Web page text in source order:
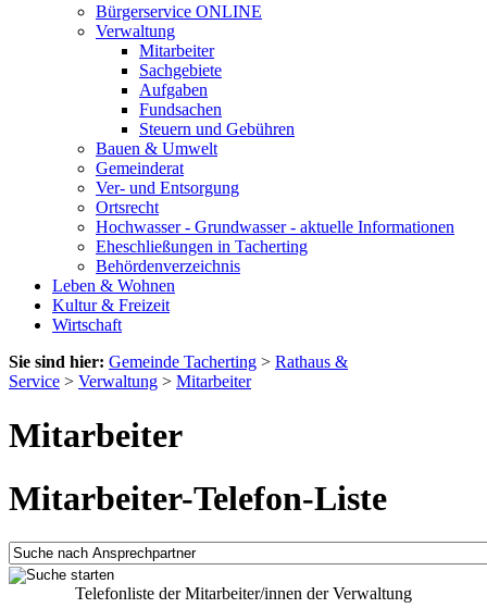
Bürgerservice ONLINE
Verwaltung
Mitarbeiter
Sachgebiete
Aufgaben
Fundsachen
Steuern und Gebühren
Bauen & Umwelt
Gemeinderat
Ver- und Entsorgung
Ortsrecht
Hochwasser - Grundwasser - aktuelle Informationen
Eheschließungen in Tacherting
Behördenverzeichnis
Leben & Wohnen
Kultur & Freizeit
Wirtschaft
Sie sind hier: Gemeinde Tacherting > Rathaus &
Service > Verwaltung > Mitarbeiter
Mitarbeiter
Mitarbeiter-Telefon-Liste
Telefonliste der Mitarbeiter/innen der Verwaltung